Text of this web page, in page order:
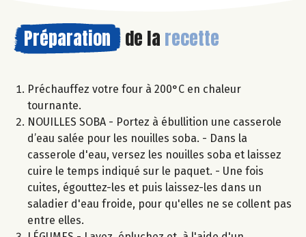
Préparation de la recette
Préchauffez votre four à 200°C en chaleur
tournante.
NOUILLES SOBA - Portez à ébullition une casserole
d’eau salée pour les nouilles soba. - Dans la
casserole d'eau, versez les nouilles soba et laissez
cuire le temps indiqué sur le paquet. - Une fois
cuites, égouttez-les et puis laissez-les dans un
saladier d'eau froide, pour qu'elles ne se collent pas
entre elles.